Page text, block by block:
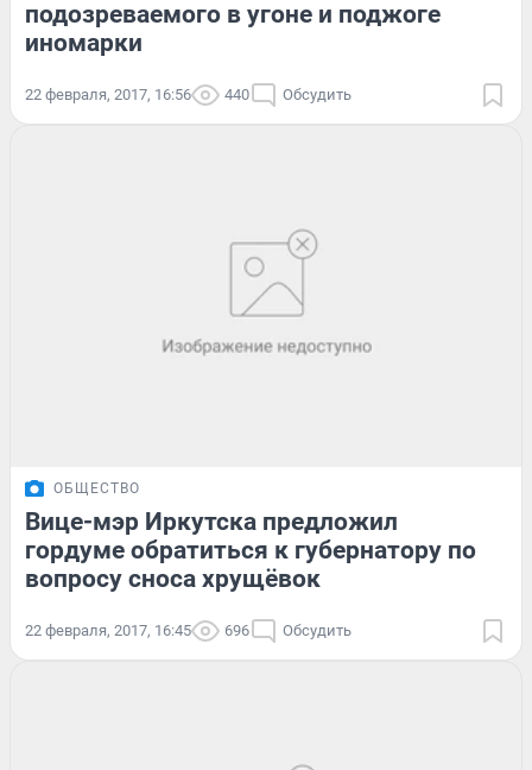
подозреваемого в угоне и поджоге
иномарки
22 февраля, 2017, 16:56 440 Обсудить
ОБЩЕСТВО
Вице-мэр Иркутска предложил
гордуме обратиться к губернатору по
вопросу сноса хрущёвок
22 февраля, 2017, 16:45 696 Обсудить